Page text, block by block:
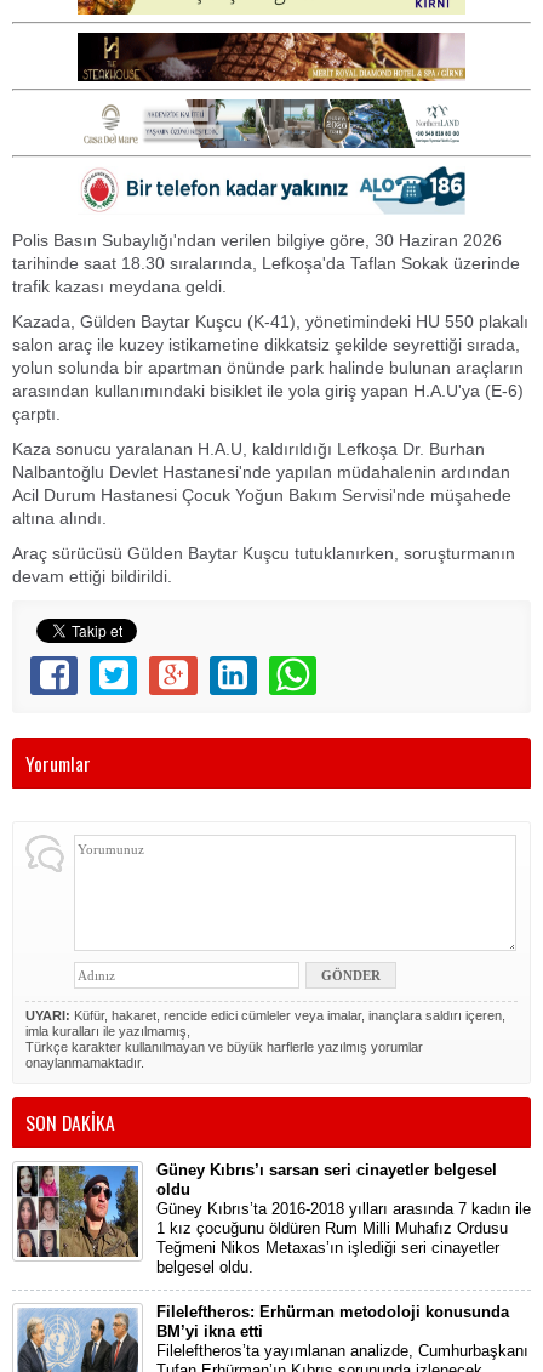
Polis Basın Subaylığı'ndan verilen bilgiye göre, 30 Haziran 2026
tarihinde saat 18.30 sıralarında, Lefkoşa'da Taflan Sokak üzerinde
trafik kazası meydana geldi.
Kazada, Gülden Baytar Kuşcu (K-41), yönetimindeki HU 550 plakalı
salon araç ile kuzey istikametine dikkatsiz şekilde seyrettiği sırada,
yolun solunda bir apartman önünde park halinde bulunan araçların
arasından kullanımındaki bisiklet ile yola giriş yapan H.A.U'ya (E-6)
çarptı.
Kaza sonucu yaralanan H.A.U, kaldırıldığı Lefkoşa Dr. Burhan
Nalbantoğlu Devlet Hastanesi'nde yapılan müdahalenin ardından
Acil Durum Hastanesi Çocuk Yoğun Bakım Servisi'nde müşahede
altına alındı.
Araç sürücüsü Gülden Baytar Kuşcu tutuklanırken, soruşturmanın
devam ettiği bildirildi.
Yorumlar
UYARI: Küfür, hakaret, rencide edici cümleler veya imalar, inançlara saldırı içeren,
imla kuralları ile yazılmamış,
Türkçe karakter kullanılmayan ve büyük harflerle yazılmış yorumlar
onaylanmamaktadır.
SON DAKİKA
Güney Kıbrıs’ı sarsan seri cinayetler belgesel
oldu
Güney Kıbrıs’ta 2016-2018 yılları arasında 7 kadın ile
1 kız çocuğunu öldüren Rum Milli Muhafız Ordusu
Teğmeni Nikos Metaxas’ın işlediği seri cinayetler
belgesel oldu.
Fileleftheros: Erhürman metodoloji konusunda
BM’yi ikna etti
Fileleftheros’ta yayımlanan analizde, Cumhurbaşkanı